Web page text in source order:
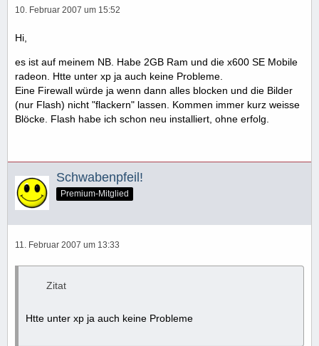
10. Februar 2007 um 15:52
Hi,
es ist auf meinem NB. Habe 2GB Ram und die x600 SE Mobile
radeon. Htte unter xp ja auch keine Probleme.
Eine Firewall würde ja wenn dann alles blocken und die Bilder
(nur Flash) nicht "flackern" lassen. Kommen immer kurz weisse
Blöcke. Flash habe ich schon neu installiert, ohne erfolg.
Schwabenpfeil!
Premium-Mitglied
11. Februar 2007 um 13:33
Zitat
Htte unter xp ja auch keine Probleme